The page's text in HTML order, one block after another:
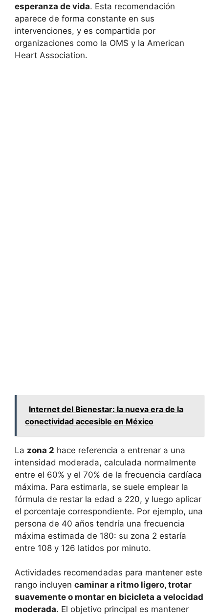
esperanza de vida. Esta recomendación
aparece de forma constante en sus
intervenciones, y es compartida por
organizaciones como la OMS y la American
Heart Association.
Internet del Bienestar: la nueva era de la
conectividad accesible en México
La zona 2 hace referencia a entrenar a una
intensidad moderada, calculada normalmente
entre el 60% y el 70% de la frecuencia cardíaca
máxima. Para estimarla, se suele emplear la
fórmula de restar la edad a 220, y luego aplicar
el porcentaje correspondiente. Por ejemplo, una
persona de 40 años tendría una frecuencia
máxima estimada de 180: su zona 2 estaría
entre 108 y 126 latidos por minuto.
Actividades recomendadas para mantener este
rango incluyen caminar a ritmo ligero, trotar
suavemente o montar en bicicleta a velocidad
moderada. El objetivo principal es mantener